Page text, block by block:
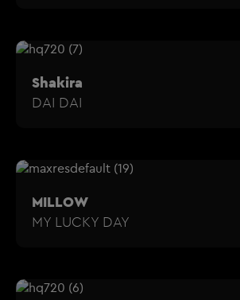
Shakira
DAI DAI
MILLOW
MY LUCKY DAY